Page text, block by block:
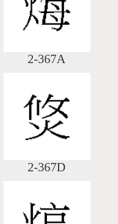
2-367A
2-367D